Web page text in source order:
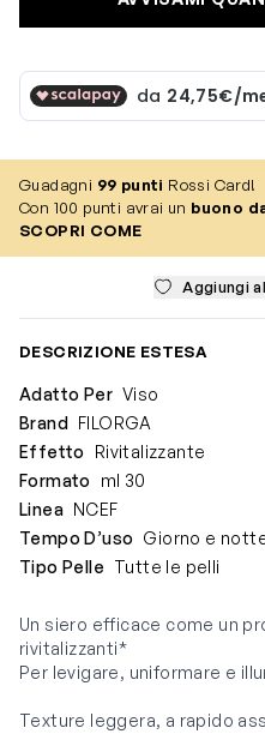
Guadagni 99 punti Rossi Card!
Con 100 punti avrai un buono
SCOPRI COME
Aggiungi
DESCRIZIONE ESTESA
Adatto Per Viso
Brand FILORGA
Effetto
Rivitalizzante
Formato
ml 30
Linea NCEF
Tempo D’uso Giorno e
Tipo Pelle Tutte le pelli
Un siero efficace come un
rivitalizzanti*
Per levigare, uniformare e
Texture leggera, a rapido